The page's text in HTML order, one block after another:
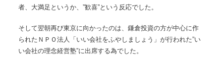
者、大満足というか、”歓喜”という反応でした。
そして翌朝再び東京に向かったのは、鎌倉投資の方が中心に作
られたＮＰＯ法人「いい会社をふやしましょう」が行われた”い
い会社の理念経営塾”に出席する為でした。